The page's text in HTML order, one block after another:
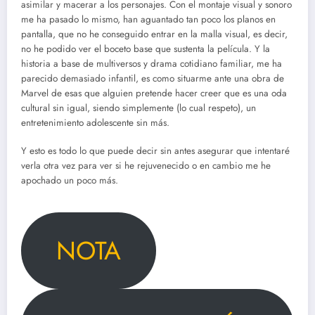
asimilar y macerar a los personajes. Con el montaje visual y sonoro
me ha pasado lo mismo, han aguantado tan poco los planos en
pantalla, que no he conseguido entrar en la malla visual, es decir,
no he podido ver el boceto base que sustenta la película. Y la
historia a base de multiversos y drama cotidiano familiar, me ha
parecido demasiado infantil, es como situarme ante una obra de
Marvel de esas que alguien pretende hacer creer que es una oda
cultural sin igual, siendo simplemente (lo cual respeto), un
entretenimiento adolescente sin más.
Y esto es todo lo que puede decir sin antes asegurar que intentaré
verla otra vez para ver si he rejuvenecido o en cambio me he
apochado un poco más.
NOTA